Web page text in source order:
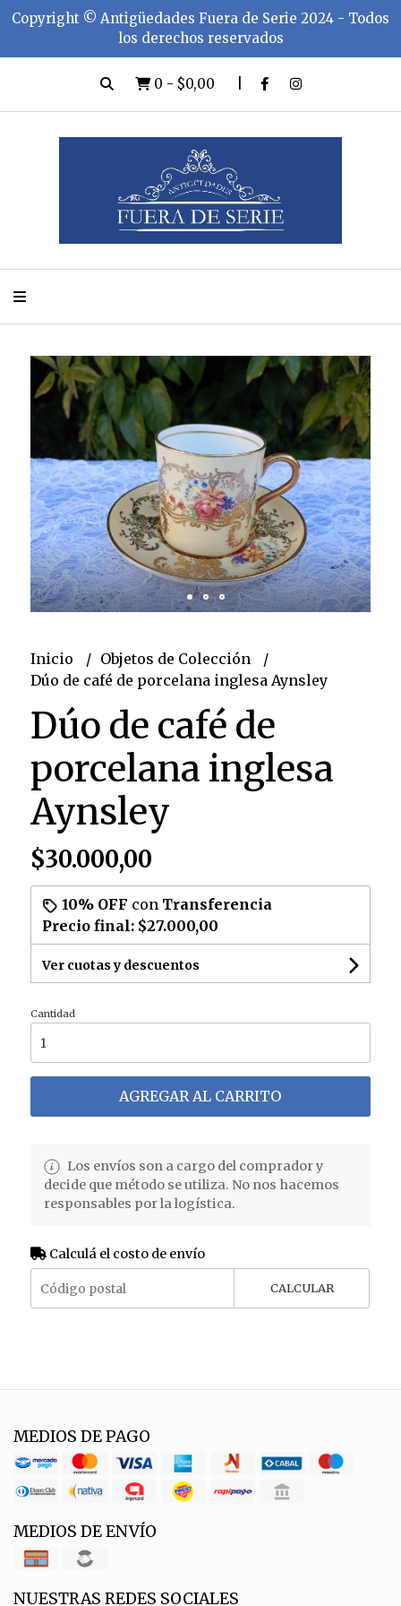
Copyright ©️ Antigüedades Fuera de Serie 2024 - Todos
los derechos reservados
0 - $0,00
Inicio
Objetos de Colección
Dúo de café de porcelana inglesa Aynsley
Dúo de café de
porcelana inglesa
Aynsley
$30.000,00
10% OFF con Transferencia
Precio final: $27.000,00
Ver cuotas y descuentos
Cantidad
AGREGAR AL CARRITO
Los envíos son a cargo del comprador y
decide que método se utiliza. No nos hacemos
responsables por la logística.
Calculá el costo de envío
CALCULAR
MEDIOS DE PAGO
MEDIOS DE ENVÍO
NUESTRAS REDES SOCIALES